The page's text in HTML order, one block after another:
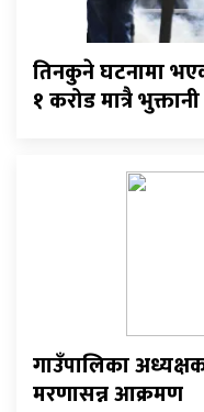
तिनकुने घटनामा
१ करोड मात्रै भुक्तानी
गाउँपालिका
मरणासन्न आक्रमण